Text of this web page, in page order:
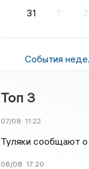
31
1 2
События
Топ 3
07/08 11:22
Туляки сообщают
06/08 17:20